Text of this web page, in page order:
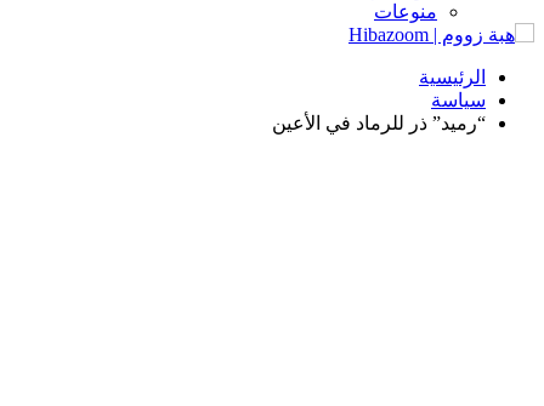
منوعات
الرئيسية
سياسة
“رميد” ذر للرماد في الأعين